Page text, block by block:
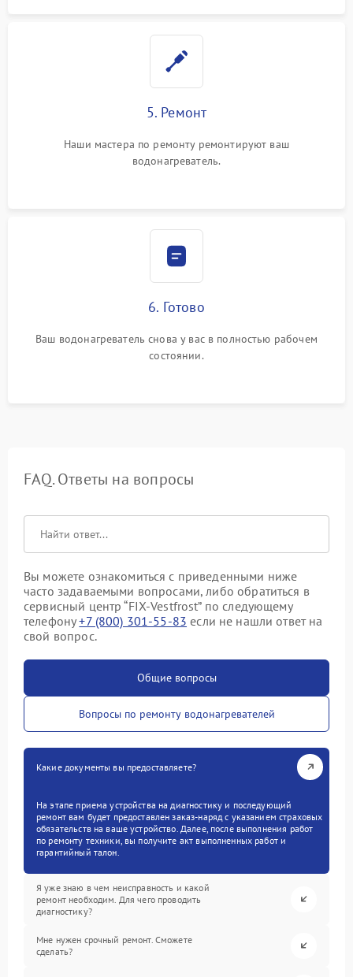
5. Ремонт
Наши мастера по ремонту ремонтируют ваш
водонагреватель.
6. Готово
Ваш водонагреватель снова у вас в полностью рабочем
состоянии.
FAQ. Ответы на вопросы
Вы можете ознакомиться с приведенными ниже
часто задаваемыми вопросами, либо обратиться в
сервисный центр “FIX-Vestfrost” по следующему
телефону+7 (800) 301-55-83 если не нашли ответ на
свой вопрос.
Общие вопросы
Вопросы по ремонту водонагревателей
Какие документы вы предоставляете?
На этапе приема устройства на диагностику и последующий
ремонт вам будет предоставлен заказ-наряд с указанием страховых
обязательств на ваше устройство. Далее, после выполнения работ
по ремонту техники, вы получите акт выполненных работ и
гарантийный талон.
Я уже знаю в чем неисправность и какой
ремонт необходим. Для чего проводить
диагностику?
Мне нужен срочный ремонт. Сможете
сделать?